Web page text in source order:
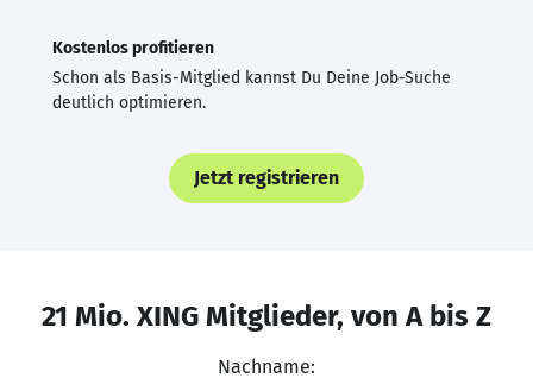
Kostenlos profitieren
Schon als Basis-Mitglied kannst Du Deine Job-Suche
deutlich optimieren.
Jetzt registrieren
21 Mio. XING Mitglieder, von A bis Z
Nachname: